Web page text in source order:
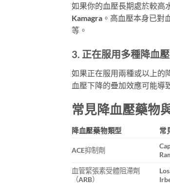
如果你的血壓長期處於較高
Kamagra。高血壓本身已對
等。
3. 正在服用多種降血
如果正在服用兩種或以上的
血壓下降的疊加效應可能導
常見降血壓藥物
降血壓藥物類型 常
ACE抑制劑
血管緊張素受體阻滯劑
（ARB）